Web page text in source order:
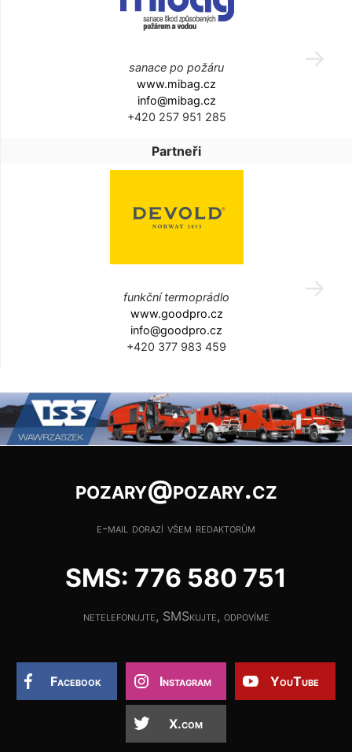
sanace po požáru
www.mibag.cz
info@mibag.cz
+420 257 951 285
Partneři
funkční termoprádlo
www.goodpro.cz
info@goodpro.cz
+420 377 983 459
pozary@pozary.cz
e-mail dorazí všem redaktorům
SMS: 776 580 751
netelefonujte, SMSkujte, odpovíme
Facebook Instagram YouTube
X.com